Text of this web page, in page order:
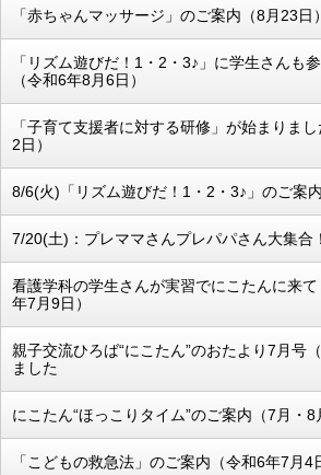
「赤ちゃんマッサージ」のご案内（8月23日）
「リズム遊びだ！1・2・3♪」に学生さんも
（令和6年8月6日）
「子育て支援者に対する研修」が始まりま
2日）
8/6(火)「リズム遊びだ！1・2・3♪」のご案内
7/20(土)：プレママさんプレパパさん大集合
看護学科の学生さんが実習でにこたんに来
年7月9日）
親子交流ひろば“にこたん”のおたより7月号
ました
にこたん“ほっこりタイム”のご案内（7月・8
「こどもの救急法」のご案内（令和6年7月4